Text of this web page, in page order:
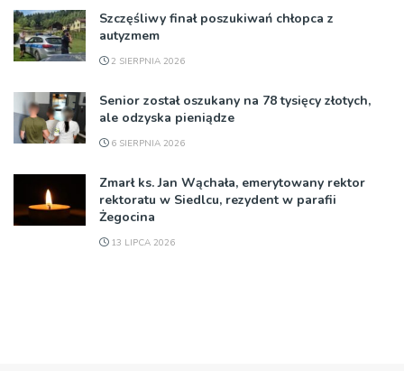
Szczęśliwy finał poszukiwań chłopca z
autyzmem
2 SIERPNIA 2026
Senior został oszukany na 78 tysięcy złotych,
ale odzyska pieniądze
6 SIERPNIA 2026
Zmarł ks. Jan Wąchała, emerytowany rektor
rektoratu w Siedlcu, rezydent w parafii
Żegocina
13 LIPCA 2026